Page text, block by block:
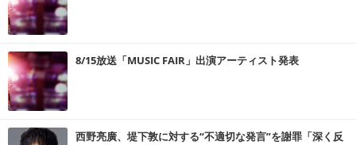
8/15放送「MUSIC FAIR」出演アーティスト発表
西野亮廣、堤下敦に対する“不適切な発言”を謝罪「深く反